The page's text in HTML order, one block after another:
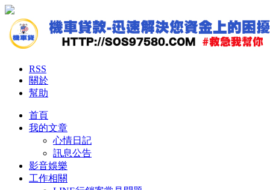
RSS
關於
幫助
首頁
我的文章
心情日記
訊息公告
影音娛樂
工作相關